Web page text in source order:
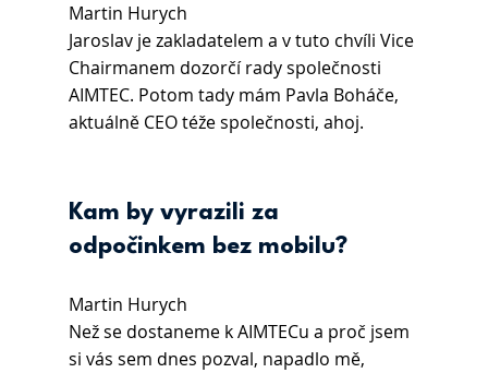
Martin Hurych
Jaroslav je zakladatelem a v tuto chvíli Vice
Chairmanem dozorčí rady společnosti
AIMTEC. Potom tady mám Pavla Boháče,
aktuálně CEO téže společnosti, ahoj.
Kam by vyrazili za
odpočinkem bez mobilu?
Martin Hurych
Než se dostaneme k AIMTECu a proč jsem
si vás sem dnes pozval, napadlo mě,